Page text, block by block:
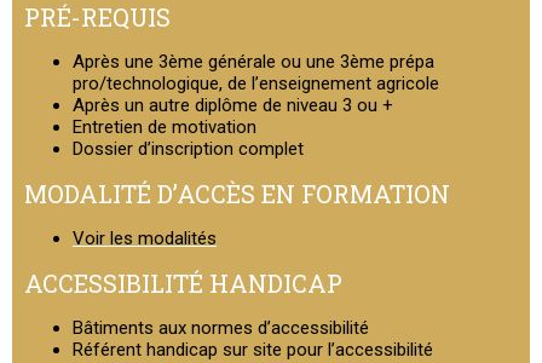
PRÉ-REQUIS
Après une 3ème générale ou une 3ème prépa
pro/technologique, de l’enseignement agricole
Après un autre diplôme de niveau 3 ou +
Entretien de motivation
Dossier d’inscription complet
MODALITÉ D’ACCÈS EN FORMATION
Voir les modalités
ACCESSIBILITÉ HANDICAP
Bâtiments aux normes d’accessibilité
Référent handicap sur site pour l’accessibilité